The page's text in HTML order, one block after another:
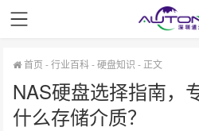
首页 -行业百科-硬盘知识 - 正文
NAS硬盘选择指南，
什么存储介质？